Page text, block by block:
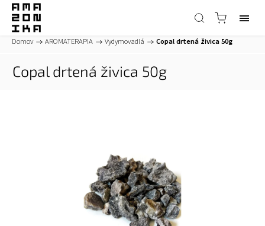
Domov / AROMATERAPIA / Vydymovadlá / Copal drtená živica 50g
Copal drtená živica 50g